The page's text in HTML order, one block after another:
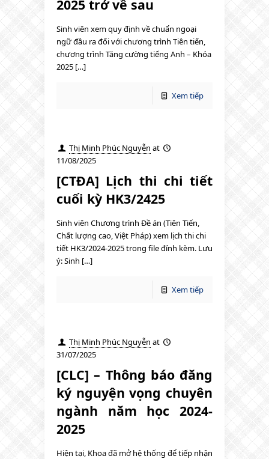
2025 trở về sau
Sinh viên xem quy định về chuẩn ngoại
ngữ đầu ra đối với chương trình Tiên tiến,
chương trình Tăng cường tiếng Anh – Khóa
2025 […]
Xem tiếp
Thị Minh Phúc Nguyễn at
11/08/2025
[CTĐA] Lịch thi chi tiết
cuối kỳ HK3/2425
Sinh viên Chương trình Đề án (Tiên Tiến,
Chất lượng cao, Việt Pháp) xem lịch thi chi
tiết HK3/2024-2025 trong file đính kèm. Lưu
ý: Sinh […]
Xem tiếp
Thị Minh Phúc Nguyễn at
31/07/2025
[CLC] – Thông báo đăng
ký nguyện vọng chuyên
ngành năm học 2024-
2025
Hiện tại, Khoa đã mở hệ thống để tiếp nhận